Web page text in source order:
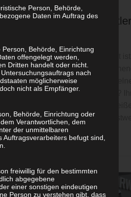
FEBRUAR 28, 2021
Fotoshooting mit
Wer Sie kennt oder kennenlernt ist
fasziniert von Ihrer scheinbar
Energie. Woher nimmt ein einzelner
Mensch nur so viel Tatendrang?
inspirierend. So auch Ihre
Skulpturen....
Person, Behörde,
Daten im Auftrag des
Behörde, Einrichtung
offengelegt werden,
Dritten handelt oder nicht.
nach
möglicherweise
nicht als Empfänger.
Behörde, Einrichtung oder
Verantwortlichen, dem
der unmittelbaren
befugt sind,
freiwillig für den bestimmten
abgegebene
einer sonstigen eindeutigen
Person zu verstehen gibt, dass